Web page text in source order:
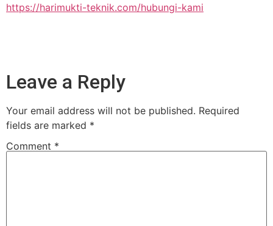
https://harimukti-teknik.com/hubungi-kami
Leave a Reply
Your email address will not be published. Required
fields are marked *
Comment *